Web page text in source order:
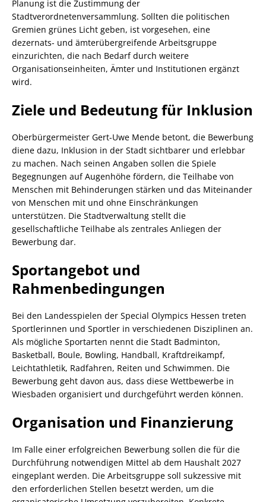
Planung ist die Zustimmung der
Stadtverordnetenversammlung. Sollten die politischen
Gremien grünes Licht geben, ist vorgesehen, eine
dezernats- und ämterübergreifende Arbeitsgruppe
einzurichten, die nach Bedarf durch weitere
Organisationseinheiten, Ämter und Institutionen ergänzt
wird.
Ziele und Bedeutung für Inklusion
Oberbürgermeister Gert-Uwe Mende betont, die Bewerbung
diene dazu, Inklusion in der Stadt sichtbarer und erlebbar
zu machen. Nach seinen Angaben sollen die Spiele
Begegnungen auf Augenhöhe fördern, die Teilhabe von
Menschen mit Behinderungen stärken und das Miteinander
von Menschen mit und ohne Einschränkungen
unterstützen. Die Stadtverwaltung stellt die
gesellschaftliche Teilhabe als zentrales Anliegen der
Bewerbung dar.
Sportangebot und
Rahmenbedingungen
Bei den Landesspielen der Special Olympics Hessen treten
Sportlerinnen und Sportler in verschiedenen Disziplinen an.
Als mögliche Sportarten nennt die Stadt Badminton,
Basketball, Boule, Bowling, Handball, Kraftdreikampf,
Leichtathletik, Radfahren, Reiten und Schwimmen. Die
Bewerbung geht davon aus, dass diese Wettbewerbe in
Wiesbaden organisiert und durchgeführt werden können.
Organisation und Finanzierung
Im Falle einer erfolgreichen Bewerbung sollen die für die
Durchführung notwendigen Mittel ab dem Haushalt 2027
eingeplant werden. Die Arbeitsgruppe soll sukzessive mit
den erforderlichen Stellen besetzt werden, um die